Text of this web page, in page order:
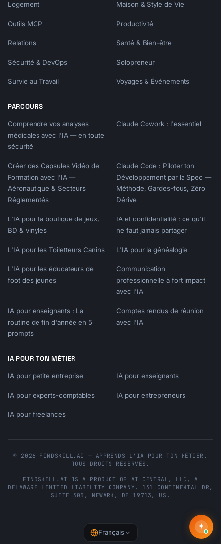
Logement Maison & Style de Vie
Outils MCP Productivité
Relations Santé & Bien-être
Sécurité & DevOps Solopreneur
Survie au Travail Voyages & Événements
PARCOURS
Comprendre vos analyses
médicales avec l'IA — en toute
sécurité
Claude Cowork : l'essentiel
Créer des Capsules Vidéo de
Formation avec l'IA —
Aéronautique & Secteurs
Réglementés
Claude Code : Piloter ton
Développement par la Spec —
Méthode, Gardes-fous, Zéro
Dérive
L'IA pour ta boutique de jeux,
BD & vinyles
IA et confidentialité : ce qu'il
ne faut jamais partager
L'IA pour les Toiletteurs Canins L'IA pour la généalogie
L'IA pour les éducateurs de
foot des jeunes
Communication
professionnelle à fort impact
avec l'IA
IA pour enseignants : La
routine de fin d'année en 5
prompts
Comptes rendus de réunion
avec l'IA
IA POUR TON MÉTIER
IA pour petite entreprise IA pour enseignants
IA pour experts-comptables IA pour entrepreneurs
IA pour freelances
© 2026 FINDSKILL.AI — APPRENDS L'IA POUR TON MÉTIER.
TOUS DROITS RÉSERVÉS.
FINDSKILL.AI IS A PRODUCT OF AI CENTRAL, LLC , A
DELAWARE LIMITED LIABILITY COMPANY. 131 CONTINENTAL DR,
SUITE 305 , NEWARK , DE 19713 , US .
Français